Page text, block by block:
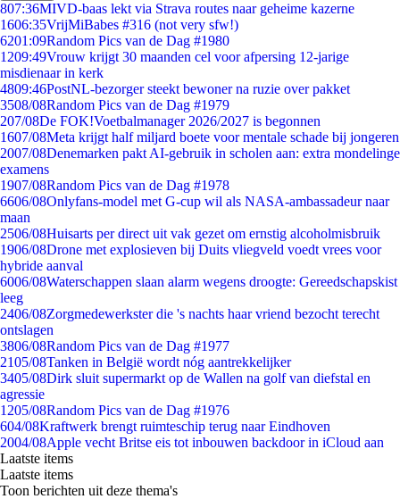
807:36MIVD-baas lekt via Strava routes naar geheime kazerne
1606:35VrijMiBabes #316 (not very sfw!)
6201:09Random Pics van de Dag #1980
1209:49Vrouw krijgt 30 maanden cel voor afpersing 12-jarige
misdienaar in kerk
4809:46PostNL-bezorger steekt bewoner na ruzie over pakket
3508/08Random Pics van de Dag #1979
207/08De FOK!Voetbalmanager 2026/2027 is begonnen
1607/08Meta krijgt half miljard boete voor mentale schade bij jongeren
2007/08Denemarken pakt AI-gebruik in scholen aan: extra mondelinge
examens
1907/08Random Pics van de Dag #1978
6606/08Onlyfans-model met G-cup wil als NASA-ambassadeur naar
maan
2506/08Huisarts per direct uit vak gezet om ernstig alcoholmisbruik
1906/08Drone met explosieven bij Duits vliegveld voedt vrees voor
hybride aanval
6006/08Waterschappen slaan alarm wegens droogte: Gereedschapskist
leeg
2406/08Zorgmedewerkster die 's nachts haar vriend bezocht terecht
ontslagen
3806/08Random Pics van de Dag #1977
2105/08Tanken in België wordt nóg aantrekkelijker
3405/08Dirk sluit supermarkt op de Wallen na golf van diefstal en
agressie
1205/08Random Pics van de Dag #1976
604/08Kraftwerk brengt ruimteschip terug naar Eindhoven
2004/08Apple vecht Britse eis tot inbouwen backdoor in iCloud aan
Laatste items
Laatste items
Toon berichten uit deze thema's